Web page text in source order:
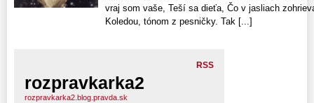
vraj som vaše, Teší sa dieťa, Čo v jasliach
Koledou, tónom z pesničky. Tak [...]
RSS
rozpravkarka2
rozpravkarka2.blog.pravda.sk